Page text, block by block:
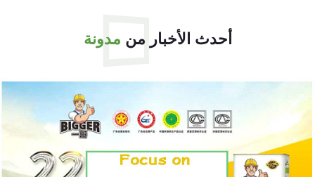
1. يمكن تخزين المواد في الداخل لمدة 12 شهرًا، من تاريخ
التصنيع، في عبواتها الأصلية في ظروف جافة ونظيفة
وفي درجة حرارة محيطة أقل من 35 درجة مئوية وأعلى
أحدث الأخبار من مدونة